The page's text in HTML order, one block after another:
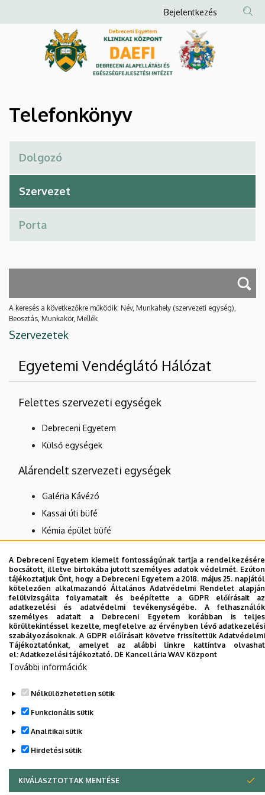
Debreceni
és
Egészségfejlesztési
Intézet
a
Anonim
Felhasználói
fiók
menüje
Bejelentkezés
Telefonkönyv
A keresés a következőkre működik: Név, Munkahely (szervezeti egység),
Beosztás, Munkakör, Mellék
Szervezetek
Egyetemi Vendéglátó Hálózat
Felettes szervezeti egységek
Debreceni Egyetem
Külső egységek
Alárendelt szervezeti egységek
Galéria Kávézó
Kassai úti büfé
Kémia épület büfé
Kossuth Lajos Gyakorló Iskola Kossuth utcai büfé
Nagyerdei Étterem
Nincs találat.
Dolgozói adatmódosítás igénylése a DE
telefonkönyvében
Külső személyek rögzítése a
A Debreceni Egyetem kiemelt fontosságúnak tartja a rendelkezésére
bocsátott, illetve birtokába jutott személyes adatok védelmét. Ezúton
tájékoztatjuk Önt, hogy a Debreceni Egyetem a 2018. május 25. napjától
kötelezően alkalmazandó Általános Adatvédelmi Rendelet alapján
felülvizsgálta folyamatait és beépítette a GDPR előírásait az
adatkezelési és adatvédelmi tevékenységébe. A felhasználók
személyes adatait a Debreceni Egyetem korábban is teljes
körültekintéssel kezelte, megfelelve az érvényben lévő adatkezelési
szabályozásoknak. A GDPR előírásait követve frissítettük Adatvédelmi
Tájékoztatónkat, amelyet az alábbi linkre kattintva olvashat
el: Adatkezelési tájékoztató. DE Kancellária WAV Központ
További információk
Nélkülözhetetlen sütik
Funkcionális sütik
Analitikai sütik
Hirdetési sütik
KIVÁLASZTOTTAK MENTÉSE
WITHDRAW CONSENT